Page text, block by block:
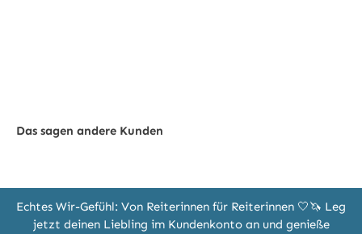
Das sagen andere Kunden
Echtes Wir-Gefühl: Von Reiterinnen für Reiterinnen 🤍🦄 Leg
jetzt deinen Liebling im Kundenkonto an und genieße